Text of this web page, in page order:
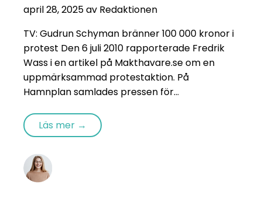
april 28, 2025 av Redaktionen
TV: Gudrun Schyman bränner 100 000 kronor i
protest Den 6 juli 2010 rapporterade Fredrik
Wass i en artikel på Makthavare.se om en
uppmärksammad protestaktion. På
Hamnplan samlades pressen för...
Läs mer →